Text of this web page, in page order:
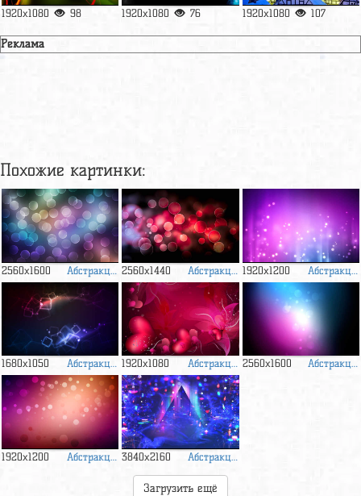
1920x1080 98 1920x1080 76 1920x1080 107
Реклама
Похожие картинки:
2560x1600 Абстракция 2560x1440 Абстракция 1920x1200 Абстракция
1680x1050 Абстракция 1920x1080 Абстракция 2560x1600 Абстракция
1920x1200 Абстракция 3840x2160 Абстракция
Загрузить ещё